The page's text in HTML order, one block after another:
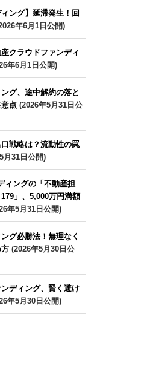
ング】延滞発生！回
年6月1日公開)
クラウドファンディ
年6月1日公開)
グ、途中解約の落と
点(2026年5月31日公
戦略は？流動性の罠
月31日公開)
ィングの「不動産担
」、5,000万円満額
年5月31日公開)
グ必勝法！無理なく
(2026年5月30日公
ディング、賢く避け
年5月30日公開)